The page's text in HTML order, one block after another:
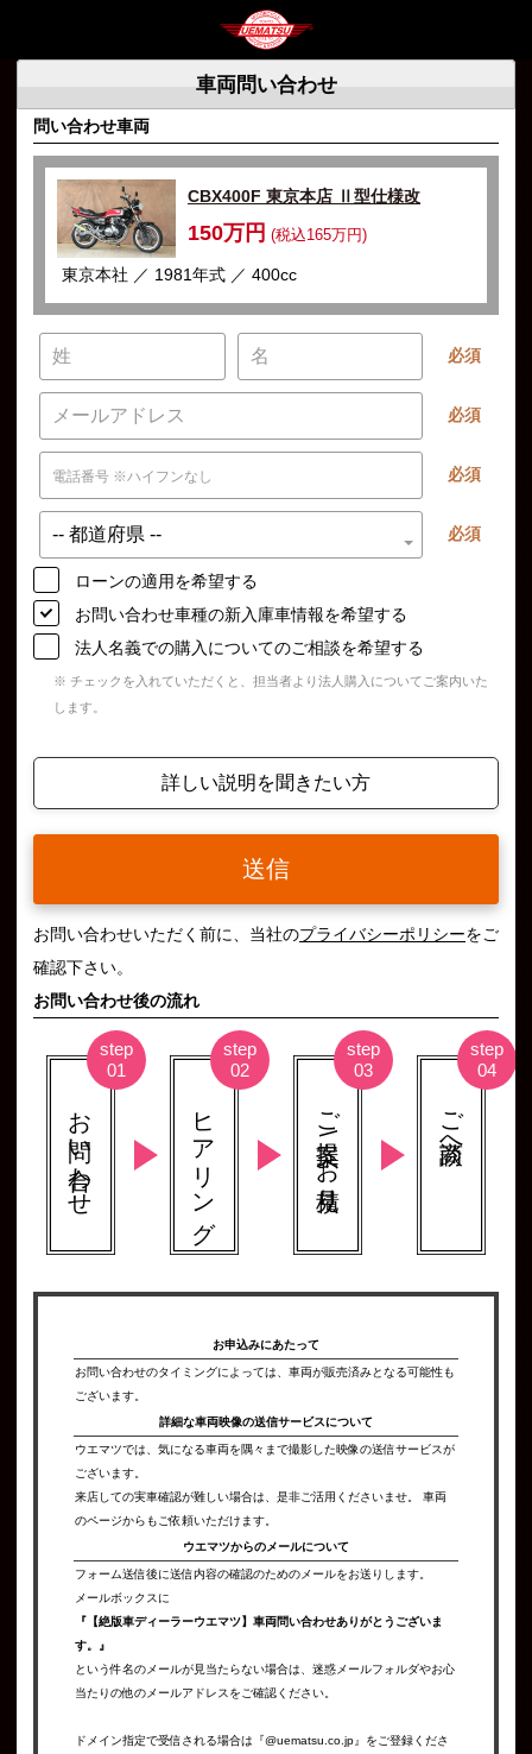
車両問い合わせ
問い合わせ車両
CBX400F 東京本店 Ⅱ型仕様改
150万円 (税込165万円)
東京本社 ／ 1981年式 ／ 400cc
必須
必須
必須
必須
ローンの適用を希望する
お問い合わせ車種の新入庫車情報を希望する
法人名義での購入についてのご相談を希望する
※ チェックを入れていただくと、担当者より法人購入についてご案内いた
します。
詳しい説明を聞きたい方
送信
お問い合わせいただく前に、当社のプライバシーポリシーをご
確認下さい。
お問い合わせ後の流れ
お問い合わせ ヒアリング ご提案 \ お見積り ご商談へ
お申込みにあたって
お問い合わせのタイミングによっては、車両が販売済みとなる可能性も
ございます。
詳細な車両映像の送信サービスについて
ウエマツでは、気になる車両を隅々まで撮影した映像の送信サービスが
ございます。
来店しての実車確認が難しい場合は、是非ご活用くださいませ。 車両
のページからもご依頼いただけます。
ウエマツからのメールについて
フォーム送信後に送信内容の確認のためのメールをお送りします。
メールボックスに
『【絶版車ディーラーウエマツ】車両問い合わせありがとうございま
す。』
という件名のメールが見当たらない場合は、迷惑メールフォルダやお心
当たりの他のメールアドレスをご確認ください。
ドメイン指定で受信される場合は『@uematsu.co.jp』をご登録くださ